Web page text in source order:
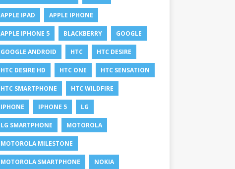
APPLE IPAD APPLE IPHONE
APPLE IPHONE 5 BLACKBERRY GOOGLE
GOOGLE ANDROID HTC HTC DESIRE
HTC DESIRE HD HTC ONE HTC SENSATION
HTC SMARTPHONE HTC WILDFIRE
IPHONE IPHONE 5 LG
LG SMARTPHONE MOTOROLA
MOTOROLA MILESTONE
MOTOROLA SMARTPHONE NOKIA